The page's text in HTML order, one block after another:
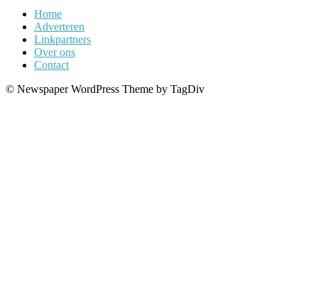
Home
Adverteren
Linkpartners
Over ons
Contact
© Newspaper WordPress Theme by TagDiv